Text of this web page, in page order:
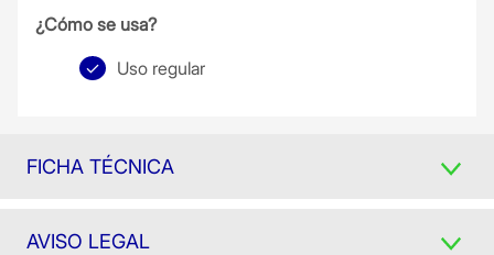
¿Cómo se usa?
Uso regular
FICHA TÉCNICA
AVISO LEGAL